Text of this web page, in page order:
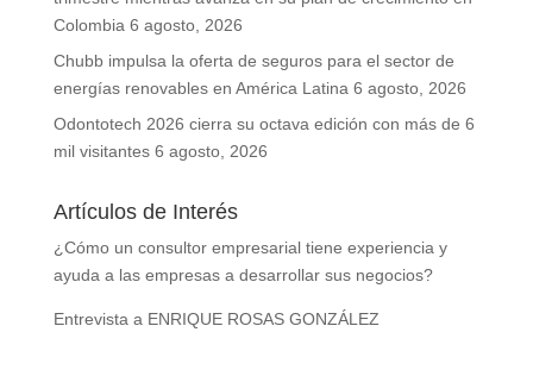
Colombia 6 agosto, 2026
Chubb impulsa la oferta de seguros para el sector de
energías renovables en América Latina 6 agosto, 2026
Odontotech 2026 cierra su octava edición con más de 6
mil visitantes 6 agosto, 2026
Artículos de Interés
¿Cómo un consultor empresarial tiene experiencia y
ayuda a las empresas a desarrollar sus negocios?
Entrevista a ENRIQUE ROSAS GONZÁLEZ